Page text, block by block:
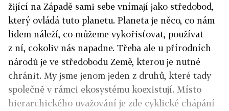
žijící na Západě sami sebe vnímají jako středobod,
který ovládá tuto planetu. Planeta je něco, co nám
lidem náleží, co můžeme vykořisťovat, používat
z ní, cokoliv nás napadne. Třeba ale u přírodních
národů je ve středobodu Země, kterou je nutné
chránit. My jsme jenom jeden z druhů, které tady
společně v rámci ekosystému koexistují. Místo
hierarchického uvažování je zde cyklické chápání